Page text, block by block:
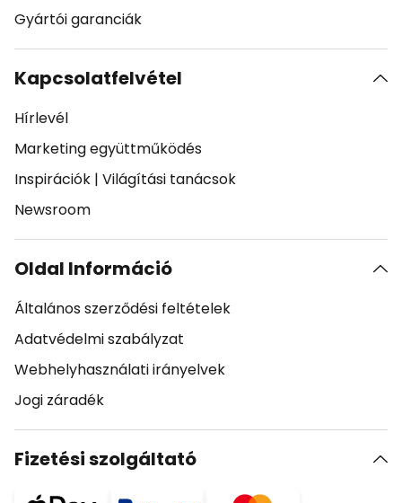
Gyártói garanciák
Kapcsolatfelvétel
Hírlevél
Marketing együttműködés
Inspirációk | Világítási tanácsok
Newsroom
Oldal Információ
Általános szerződési feltételek
Adatvédelmi szabályzat
Webhelyhasználati irányelvek
Jogi záradék
Fizetési szolgáltató